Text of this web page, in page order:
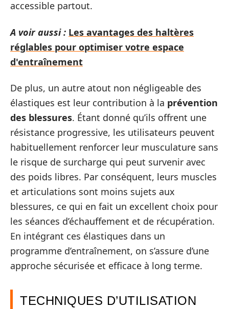
accessible partout.
A voir aussi : Les avantages des haltères
réglables pour optimiser votre espace
d'entraînement
De plus, un autre atout non négligeable des
élastiques est leur contribution à la prévention
des blessures. Étant donné qu’ils offrent une
résistance progressive, les utilisateurs peuvent
habituellement renforcer leur musculature sans
le risque de surcharge qui peut survenir avec
des poids libres. Par conséquent, leurs muscles
et articulations sont moins sujets aux
blessures, ce qui en fait un excellent choix pour
les séances d’échauffement et de récupération.
En intégrant ces élastiques dans un
programme d’entraînement, on s’assure d’une
approche sécurisée et efficace à long terme.
TECHNIQUES D’UTILISATION